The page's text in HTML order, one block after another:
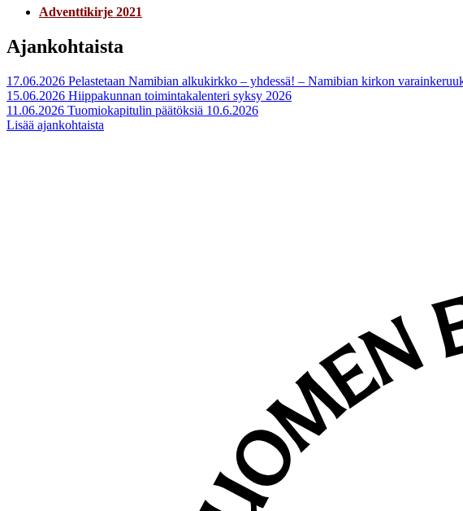
Adventtikirje 2021
Ajankohtaista
17.06.2026 Pelastetaan Namibian alkukirkko – yhdessä! – Namibian kirkon
15.06.2026 Hiippakunnan toimintakalenteri syksy 2026
11.06.2026 Tuomiokapitulin päätöksiä 10.6.2026
Lisää ajankohtaista